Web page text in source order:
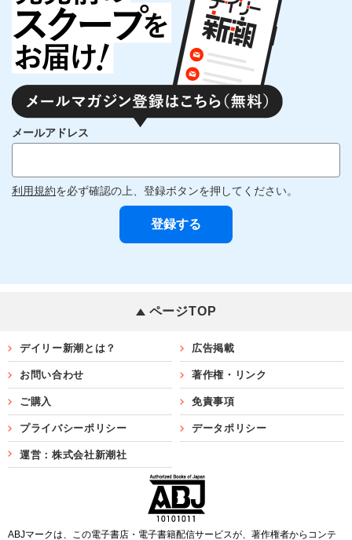
メールアドレス
利用規約を必ず確認の上、登録ボタンを押してください。
ページTOP
デイリー新潮とは？ 広告掲載
お問い合わせ 著作権・リンク
ご購入 免責事項
プライバシーポリシー データポリシー
運営：株式会社新潮社
ABJマークは、この電子書店・電子書籍配信サービスが、著作権者からコンテ